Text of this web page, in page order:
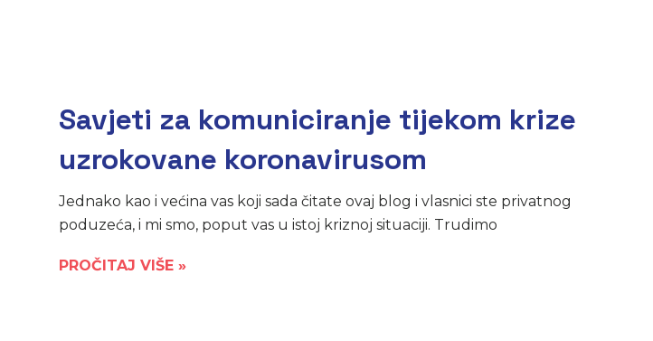
Savjeti za komuniciranje tijekom krize
uzrokovane koronavirusom
Jednako kao i većina vas koji sada čitate ovaj blog i vlasnici ste privatnog
poduzeća, i mi smo, poput vas u istoj kriznoj situaciji. Trudimo
PROČITAJ VIŠE »